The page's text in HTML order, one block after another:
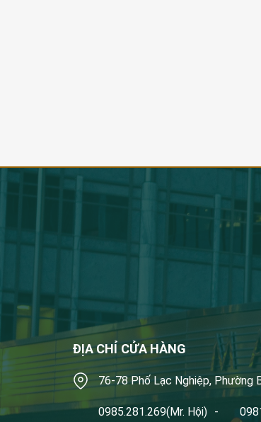
ĐỊA CHỈ CỬA HÀNG
76-78 Phố Lạc Nghiệp, Phường
0985.281.269(Mr. Hội) -